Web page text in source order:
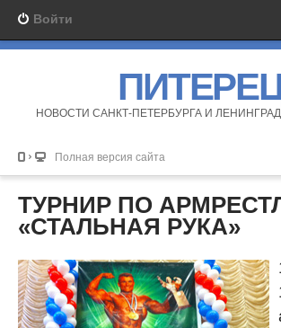
Войти
НОВОСТИ САНКТ-ПЕТЕРБУРГА И
Полная версия сайта
ТУРНИР ПО
«СТАЛЬНАЯ РУКА»